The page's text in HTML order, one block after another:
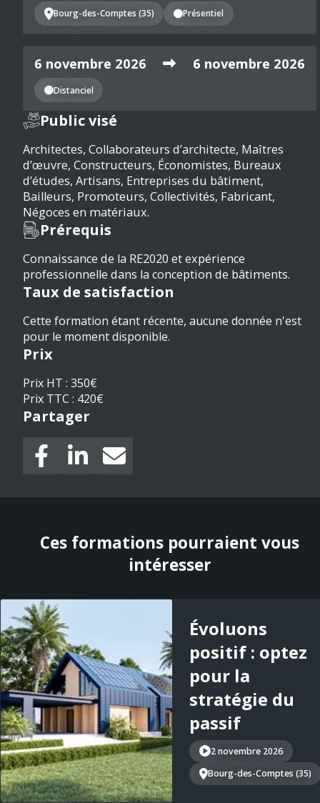
Bourg-des-Comptes (35) Présentiel
6 novembre 2026 6 novembre 2026
Distanciel
Public visé
Architectes, Collaborateurs d’architecte, Maîtres
d’œuvre, Constructeurs, Économistes, Bureaux
d’études, Artisans, Entreprises du bâtiment,
Bailleurs, Promoteurs, Collectivités, Fabricant,
Négoces en matériaux.
Prérequis
Connaissance de la RE2020 et expérience
professionnelle dans la conception de bâtiments.
Taux de satisfaction
Cette formation étant récente, aucune donnée n'est
pour le moment disponible.
Prix
Prix HT : 350€
Prix TTC : 420€
Partager
Ces formations pourraient vous
intéresser
Évoluons
positif : optez
pour la
stratégie du
passif
2 novembre 2026
Bourg-des-Comptes (35)